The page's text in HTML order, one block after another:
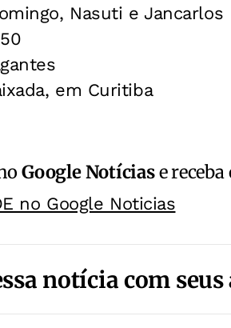
Nasuti e Jancarlos
em Curitiba
Google Notíciase receba
no Google Noticias
notícia com